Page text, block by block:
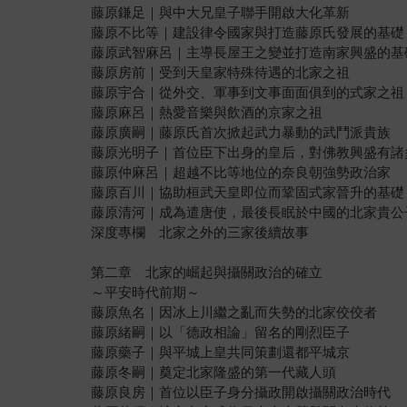
藤原鎌足｜與中大兄皇子聯手開啟大化革新
藤原不比等｜建設律令國家與打造藤原氏發展的基礎
藤原武智麻呂｜主導長屋王之變並打造南家興盛的基
藤原房前｜受到天皇家特殊待遇的北家之祖
藤原宇合｜從外交、軍事到文事面面俱到的式家之祖
藤原麻呂｜熱愛音樂與飲酒的京家之祖
藤原廣嗣｜藤原氏首次掀起武力暴動的武鬥派貴族
藤原光明子｜首位臣下出身的皇后，對佛教興盛有諸
藤原仲麻呂｜超越不比等地位的奈良朝強勢政治家
藤原百川｜協助桓武天皇即位而鞏固式家晉升的基礎
藤原清河｜成為遣唐使，最後長眠於中國的北家貴公
深度專欄 北家之外的三家後續故事
第二章 北家的崛起與攝關政治的確立
～平安時代前期～
藤原魚名｜因冰上川繼之亂而失勢的北家佼佼者
藤原緒嗣｜以「德政相論」留名的剛烈臣子
藤原藥子｜與平城上皇共同策劃還都平城京
藤原冬嗣｜奠定北家隆盛的第一代藏人頭
藤原良房｜首位以臣子身分攝政開啟攝關政治時代